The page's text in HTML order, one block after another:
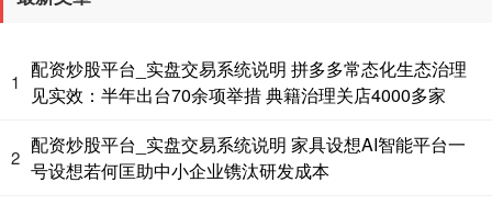
1
配资炒股平台_实盘交易系统说明 拼多多常态化生态治理
见实效：半年出台70余项举措 典籍治理关店4000多家
2
配资炒股平台_实盘交易系统说明 家具设想AI智能平台一
号设想若何匡助中小企业镌汰研发成本